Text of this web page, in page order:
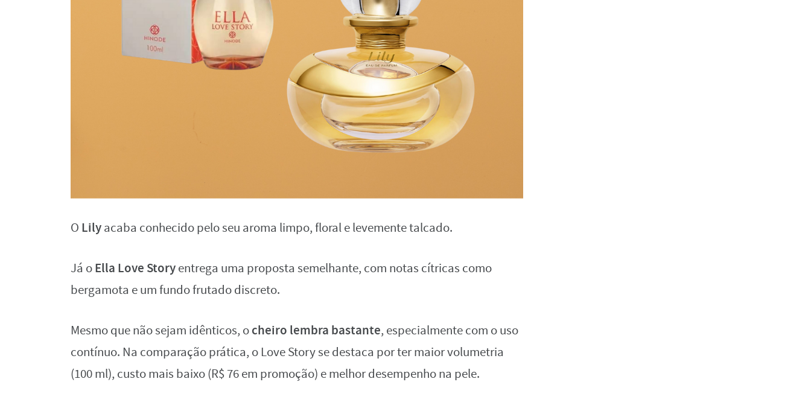
O Lilyacaba conhecido pelo seu aroma limpo, floral e levemente talcado.
Já oElla Love Storyentrega uma proposta semelhante, com notas cítricas como
bergamota e um fundo frutado discreto.
Mesmo que não sejam idênticos, ocheiro lembra bastante, especialmente com o uso
contínuo. Na comparação prática, o Love Story se destaca por ter maior volumetria
(100 ml), custo mais baixo (R$ 76 em promoção) e melhor desempenho na pele.